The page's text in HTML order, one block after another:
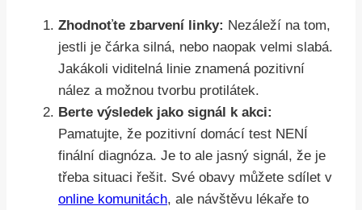
Zhodnoťte zbarvení linky: Nezáleží na tom,
jestli je čárka silná, nebo naopak velmi slabá.
Jakákoli viditelná linie znamená pozitivní
nález a možnou tvorbu protilátek.
Berte výsledek jako signál k akci:
Pamatujte, že pozitivní domácí test NENÍ
finální diagnóza. Je to ale jasný signál, že je
třeba situaci řešit. Své obavy můžete sdílet v
online komunitách, ale návštěvu lékaře to